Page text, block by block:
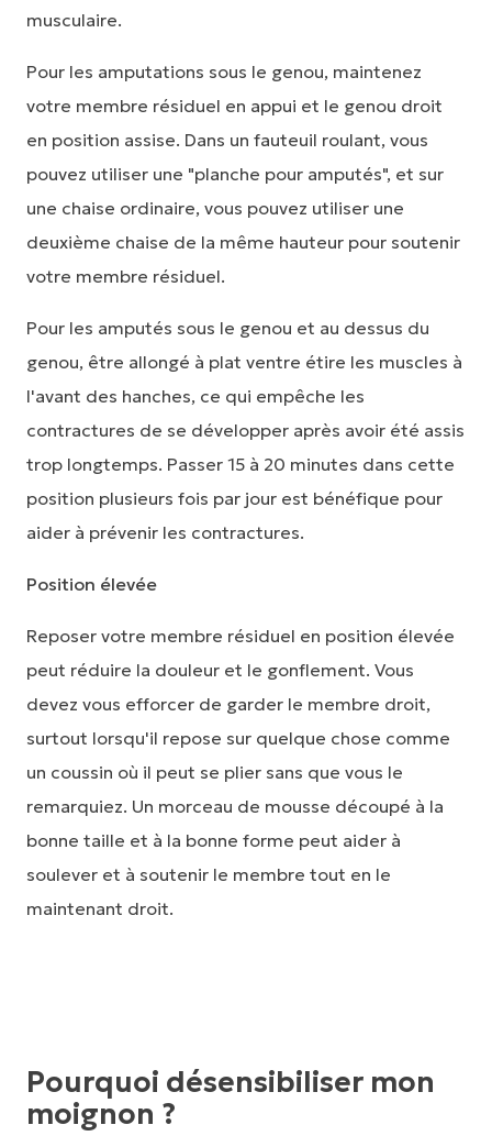
musculaire.
Pour les amputations sous le genou, maintenez
votre membre résiduel en appui et le genou droit
en position assise. Dans un fauteuil roulant, vous
pouvez utiliser une "planche pour amputés", et sur
une chaise ordinaire, vous pouvez utiliser une
deuxième chaise de la même hauteur pour soutenir
votre membre résiduel.
Pour les amputés sous le genou et au dessus du
genou, être allongé à plat ventre étire les muscles à
l'avant des hanches, ce qui empêche les
contractures de se développer après avoir été assis
trop longtemps. Passer 15 à 20 minutes dans cette
position plusieurs fois par jour est bénéfique pour
aider à prévenir les contractures.
Position élevée
Reposer votre membre résiduel en position élevée
peut réduire la douleur et le gonflement. Vous
devez vous efforcer de garder le membre droit,
surtout lorsqu'il repose sur quelque chose comme
un coussin où il peut se plier sans que vous le
remarquiez. Un morceau de mousse découpé à la
bonne taille et à la bonne forme peut aider à
soulever et à soutenir le membre tout en le
maintenant droit.
Pourquoi désensibiliser mon
moignon ?